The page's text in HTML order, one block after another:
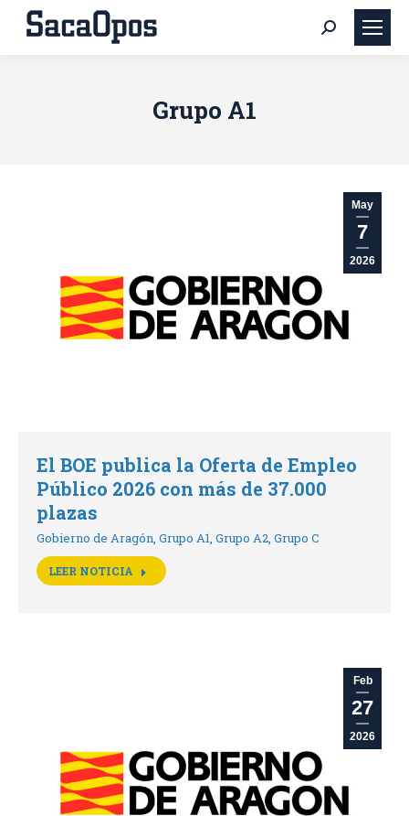
Buscar:
Grupo A1
May
7
2026
El BOE publica la Oferta de Empleo
Público 2026 con más de 37.000
plazas
Gobierno de Aragón, Grupo A1, Grupo A2, Grupo C
LEER NOTICIA
Feb
27
2026